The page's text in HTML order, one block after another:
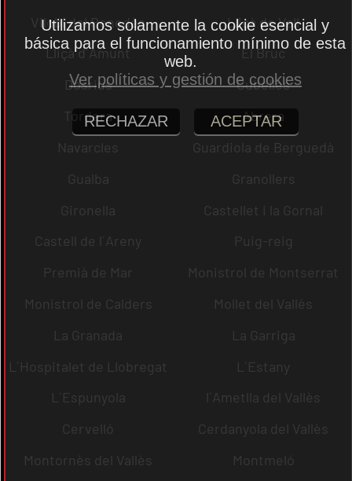
Vilobí del Penedès
Lliçà de Vall
Lliçà d´Amunt
El Bruc
Dosrius
Cubelles
Tordera
Abrera
Navarcles
Guardiola de Berguedà
Gualba
Granollers
Gironella
Castellet i la Gornal
Castell de l´Areny
Puig-reig
Premià de Mar
Monistrol de Montserrat
Monistrol de Calders
Mollet del Vallès
La Granada
La Garriga
L´Hospitalet de Llobregat
L´Estany
L´Espunyola
l´Ametlla del Vallès
Cervelló
Cerdanyola del Vallès
Montornès del Vallès
Montmeló
Utilizamos solamente la cookie esencial y
básica para el funcionamiento mínimo de esta
web.
Ver políticas y gestión de cookies
RECHAZAR ACEPTAR